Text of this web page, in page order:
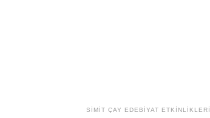
SIMIT ÇAY EDEBIYAT ETKINLIKLERI